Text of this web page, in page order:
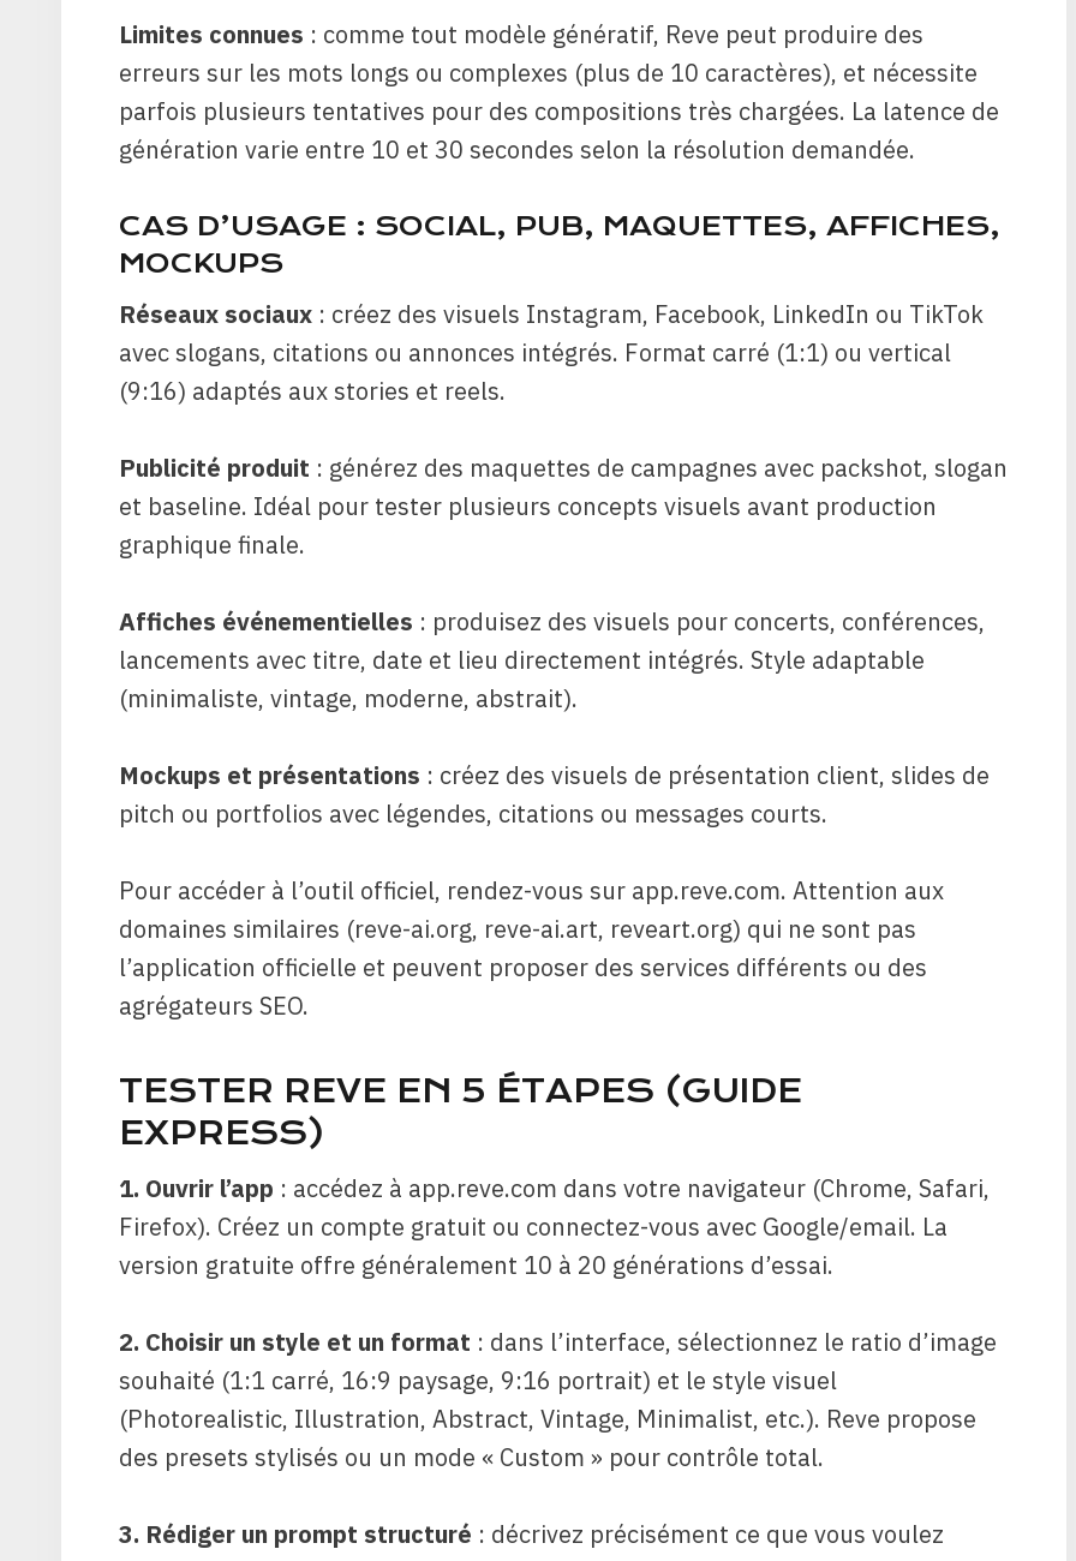
Limites connues : comme tout modèle génératif, Reve peut produire des
erreurs sur les mots longs ou complexes (plus de 10 caractères), et nécessite
parfois plusieurs tentatives pour des compositions très chargées. La latence de
génération varie entre 10 et 30 secondes selon la résolution demandée.
CAS D’USAGE : SOCIAL, PUB, MAQUETTES, AFFICHES,
MOCKUPS
Réseaux sociaux : créez des visuels Instagram, Facebook, LinkedIn ou TikTok
avec slogans, citations ou annonces intégrés. Format carré (1:1) ou vertical
(9:16) adaptés aux stories et reels.
Publicité produit : générez des maquettes de campagnes avec packshot, slogan
et baseline. Idéal pour tester plusieurs concepts visuels avant production
graphique finale.
Affiches événementielles : produisez des visuels pour concerts, conférences,
lancements avec titre, date et lieu directement intégrés. Style adaptable
(minimaliste, vintage, moderne, abstrait).
Mockups et présentations : créez des visuels de présentation client, slides de
pitch ou portfolios avec légendes, citations ou messages courts.
Pour accéder à l’outil officiel, rendez-vous sur app.reve.com. Attention aux
domaines similaires (reve-ai.org, reve-ai.art, reveart.org) qui ne sont pas
l’application officielle et peuvent proposer des services différents ou des
agrégateurs SEO.
TESTER REVE EN 5 ÉTAPES (GUIDE
EXPRESS)
1. Ouvrir l’app : accédez à app.reve.com dans votre navigateur (Chrome, Safari,
Firefox). Créez un compte gratuit ou connectez-vous avec Google/email. La
version gratuite offre généralement 10 à 20 générations d’essai.
2. Choisir un style et un format : dans l’interface, sélectionnez le ratio d’image
souhaité (1:1 carré, 16:9 paysage, 9:16 portrait) et le style visuel
(Photorealistic, Illustration, Abstract, Vintage, Minimalist, etc.). Reve propose
des presets stylisés ou un mode « Custom » pour contrôle total.
3. Rédiger un prompt structuré : décrivez précisément ce que vous voulez